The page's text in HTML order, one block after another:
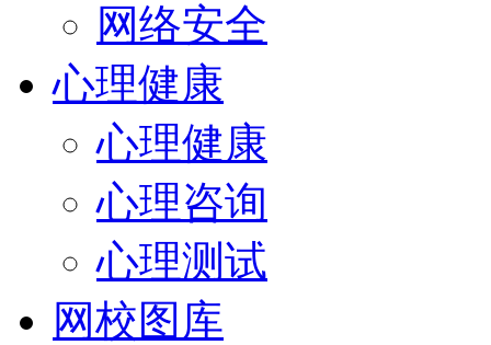
网络安全
心理健康
心理健康
心理咨询
心理测试
网校图库